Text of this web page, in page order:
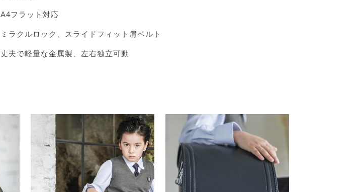
A4フラット対応
ミラクルロック、スライドフィット肩ベルト
丈夫で軽量な金属製、左右独立可動